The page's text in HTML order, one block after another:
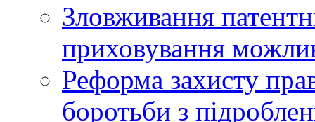
Зловживання
приховування
Реформа захисту
боротьби з